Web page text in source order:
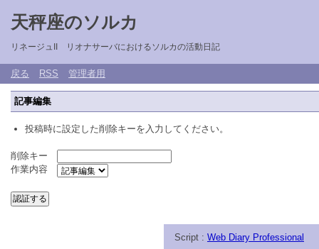
天秤座のソルカ
リネージュII リオナサーバにおけるソルカの活動日記
戻る RSS 管理者用
記事編集
投稿時に設定した削除キーを入力してください。
削除キー
作業内容
Script : Web Diary Professional